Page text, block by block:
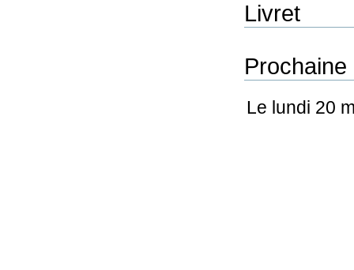
Livret
Prochaine
Le lundi 20